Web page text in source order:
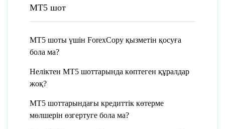
МТ5 шот
МТ5 шоты үшін ForexCopy қызметін қосуға
бола ма?
Неліктен MT5 шоттарында көптеген құралдар
жоқ?
МТ5 шоттарындағы кредиттік көтерме
мөлшерін өзгертуге бола ма?